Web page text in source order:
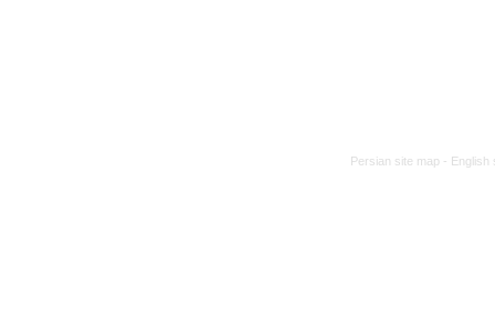
Persian site map - English